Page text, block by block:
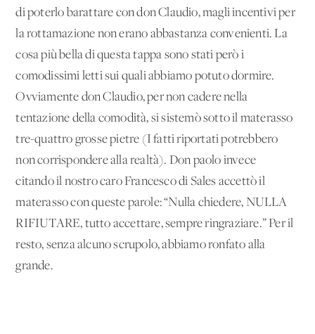
di poterlo barattare con don Claudio, magli incentivi per
la rottamazione non erano abbastanza convenienti. La
cosa più bella di questa tappa sono stati però i
comodissimi letti sui quali abbiamo potuto dormire.
Ovviamente don Claudio, per non cadere nella
tentazione della comodità, si sistemò sotto il materasso
tre-quattro grosse pietre (I fatti riportati potrebbero
non corrispondere alla realtà). Don paolo invece
citando il nostro caro Francesco di Sales accettò il
materasso con queste parole: “Nulla chiedere, NULLA
RIFIUTARE, tutto accettare, sempre ringraziare.” Per il
resto, senza alcuno scrupolo, abbiamo ronfato alla
grande.